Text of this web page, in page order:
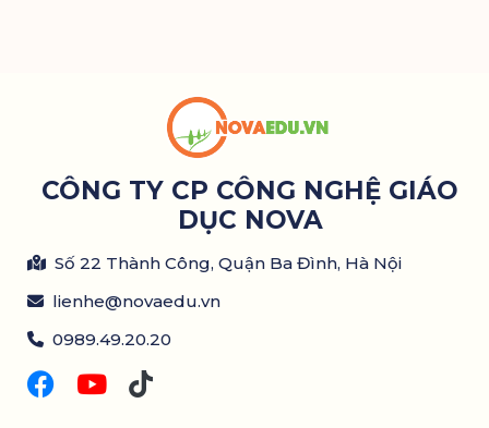
CÔNG TY CP CÔNG NGHỆ GIÁO
DỤC NOVA
Số 22 Thành Công, Quận Ba Đình, Hà Nội
lienhe@novaedu.vn
0989.49.20.20